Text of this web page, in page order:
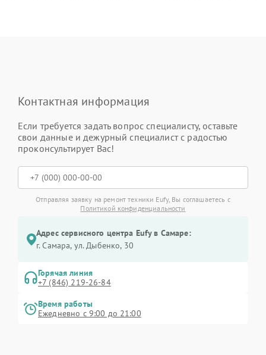
Контактная информация
Если требуется задать вопрос специалисту, оставьте
свои данные и дежурный специалист с радостью
проконсультирует Вас!
Отправляя заявку на ремонт техники Eufy, Вы соглашаетесь с
Политикой конфиденциальности
Адрес сервисного центра Eufy в Самаре:
г. Самара, ул. Дыбенко, 30
Горячая линия
+7 (846) 219-26-84
Время работы
Ежедневно с 9:00 до 21:00